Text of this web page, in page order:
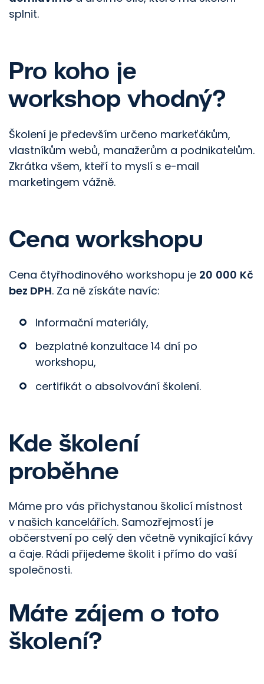
splnit.
Pro koho je
workshop vhodný?
Školení je především určeno markeťákům,
vlastníkům webů, manažerům a podnikatelům.
Zkrátka všem, kteří to myslí s e-mail
marketingem vážně.
Cena workshopu
Cena čtyřhodinového workshopu je 20 000 Kč
bez DPH. Za ně získáte navíc:
Informační materiály,
bezplatné konzultace 14 dní po
workshopu,
certifikát o absolvování školení.
Kde školení
proběhne
Máme pro vás přichystanou školicí místnost
v našich kancelářích. Samozřejmostí je
občerstvení po celý den včetně vynikající kávy
a čaje. Rádi přijedeme školit i přímo do vaší
společnosti.
Máte zájem o toto
školení?